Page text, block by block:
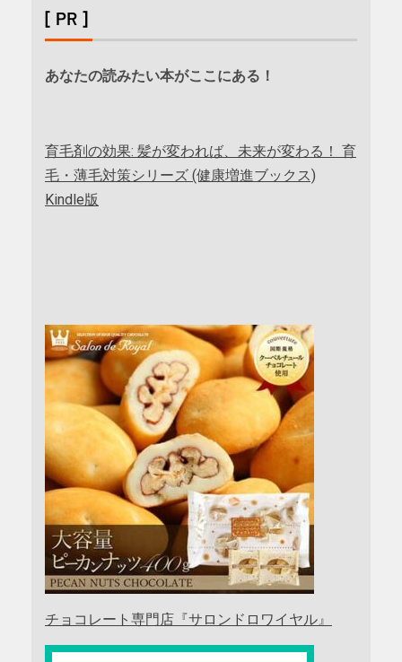
[ PR ]
あなたの読みたい本がここにある！
育毛剤の効果: 髪が変われば、未来が変わる！ 育
毛・薄毛対策シリーズ (健康増進ブックス)
Kindle版
チョコレート専門店『サロンドロワイヤル』